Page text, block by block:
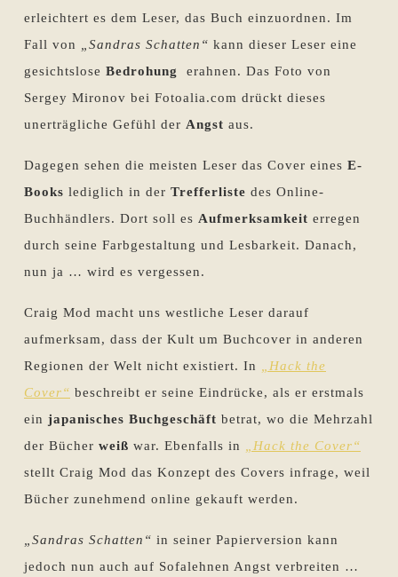
erleichtert es dem Leser, das Buch einzuordnen. Im
Fall von
„Sandras Schatten“ kann dieser Leser eine
gesichtslose Bedrohung erahnen. Das Foto von
Sergey Mironov bei Fotoalia.com drückt dieses
unerträgliche Gefühl der Angst aus.
Dagegen sehen die meisten Leser das Cover eines E-
Books lediglich in der Trefferliste des Online-
Buchhändlers. Dort soll es Aufmerksamkeit erregen
durch seine Farbgestaltung und Lesbarkeit. Danach,
nun ja … wird es vergessen.
Craig Mod macht uns westliche Leser darauf
aufmerksam, dass der Kult um Buchcover in anderen
Regionen der Welt nicht existiert. In
„Hack the
Cover“ beschreibt er seine Eindrücke, als er erstmals
ein japanisches Buchgeschäft betrat, wo die Mehrzahl
der Bücher weiß war. Ebenfalls in
„Hack the Cover“
stellt Craig Mod das Konzept des Covers infrage, weil
Bücher zunehmend online gekauft werden.
„Sandras Schatten“ in seiner Papierversion kann
jedoch nun auch auf Sofalehnen Angst verbreiten …